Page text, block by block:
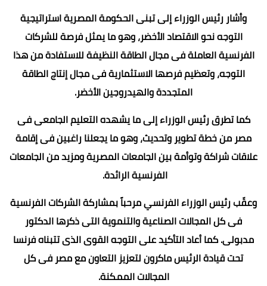
وأشار رئيس الوزراء إلى تبنى الحكومة المصرية استراتيجية
التوجه نحو الاقتصاد الأخضر، وهو ما يمثل فرصة للشركات
الفرنسية العاملة فى مجال الطاقة النظيفة للاستفادة من هذا
التوجه، وتعظيم فرصها الاستثمارية فى مجال إنتاج الطاقة
المتجددة والهيدروجين الأخضر.
كما تطرق رئيس الوزراء إلى ما يشهده التعليم الجامعى فى
مصر من خطة تطوير وتحديث، وهو ما يجعلنا راغبين فى إقامة
علاقات شراكة وتوأمة بين الجامعات المصرية ومزيد من الجامعات
الفرنسية الرائدة.
وعقّب رئيس الوزراء الفرنسي مرحباً بمشاركة الشركات الفرنسية
فى كل المجالات الصناعية والتنموية التى ذكرها الدكتور
مدبولى. كما أعاد التأكيد على التوجه القوى الذى تتبناه فرنسا
تحت قيادة الرئيس ماكرون لتعزيز التعاون مع مصر فى كل
المجالات الممكنة.